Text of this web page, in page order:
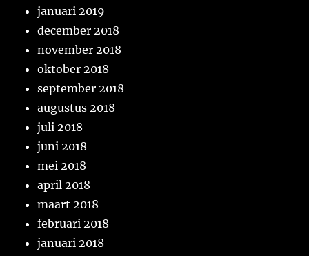
januari 2019
december 2018
november 2018
oktober 2018
september 2018
augustus 2018
juli 2018
juni 2018
mei 2018
april 2018
maart 2018
februari 2018
januari 2018